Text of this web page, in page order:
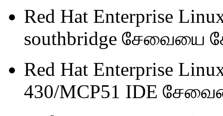
Red Hat Enterprise
southbridge சேவையை
Red Hat Enterprise
430/MCP51 IDE